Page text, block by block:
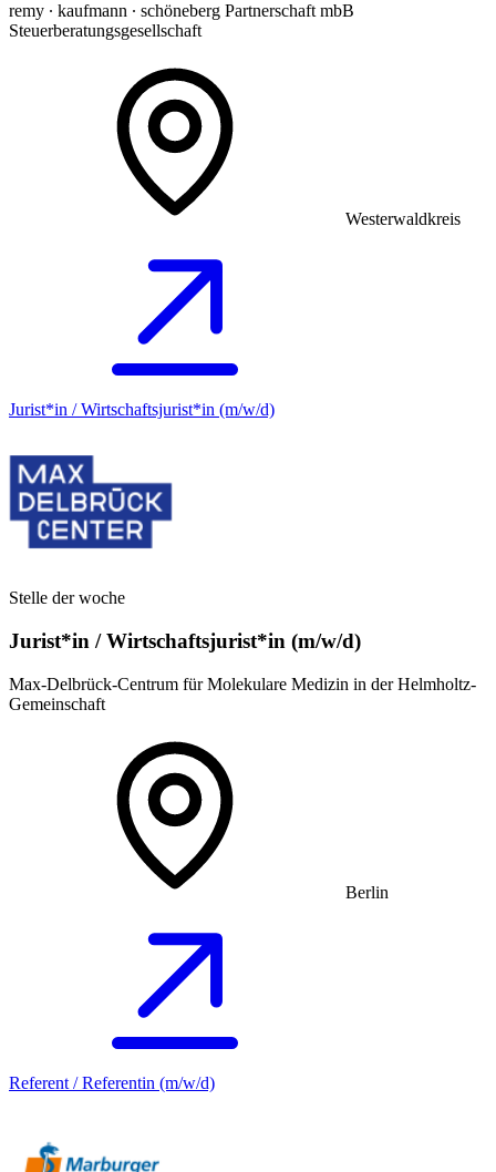
remy ∙ kaufmann ∙ schöneberg Partnerschaft mbB
Steuerberatungsgesellschaft
Westerwaldkreis
Jurist*in / Wirtschafts­jurist*in (m/w/d)
Stelle der woche
Jurist*in / Wirtschafts­jurist*in (m/w/d)
Max-Delbrück-Centrum für Molekulare Medizin in der Helmholtz-
Gemeinschaft
Berlin
Referent / Referentin (m/w/d)